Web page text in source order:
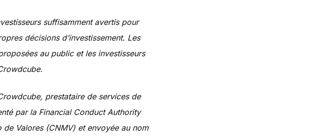
suffisamment avertis pour
décisions d’investissement. Les
au public et les investisseurs
prestataire de services de
par la Financial Conduct Authority
Valores (CNMV) et envoyée au nom